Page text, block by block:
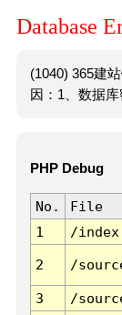
Database
(1040) 365建
因：1、数据
PHP Debug
No. File
1
/
2 /
3 /